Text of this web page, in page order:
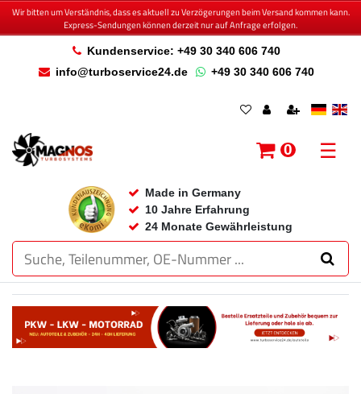
Wir bitten um Verständnis, dass es aktuell zu Verzögerungen beim Versand kommen kann.
Express-Sendungen können derzeit nur auf Anfrage erfolgen.
Kundenservice: +49 30 340 606 740
info@turboservice24.de
+49 30 340 606 740
Made in Germany
10 Jahre Erfahrung
24 Monate Gewährleistung
0 ☰